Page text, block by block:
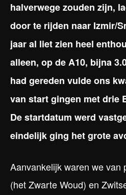
halverwege zouden zijn,
door te rijden naar Izmir/
jaar al liet zien heel
alleen, op de A10, bijna
had gereden vulde ons
van start gingen met drie
De startdatum werd
eindelijk ging het grote
Aanvankelijk waren we van
(het Zwarte Woud) en